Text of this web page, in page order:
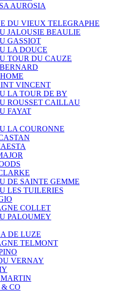
AUROSIA
DU VIEUX TELEGRAPHE
JALOUSIE BEAULIE
GASSIOT
LA DOUCE
TOUR DU CAUZE
VINCENT
LA TOUR DE BY
ROUSSET CAILLAU
FAYAT
LA COURONNE
DE SAINTE GEMME
LES TUILERIES
COLLET
PALOUMEY
DE LUZE
TELMONT
VERNAY
CO